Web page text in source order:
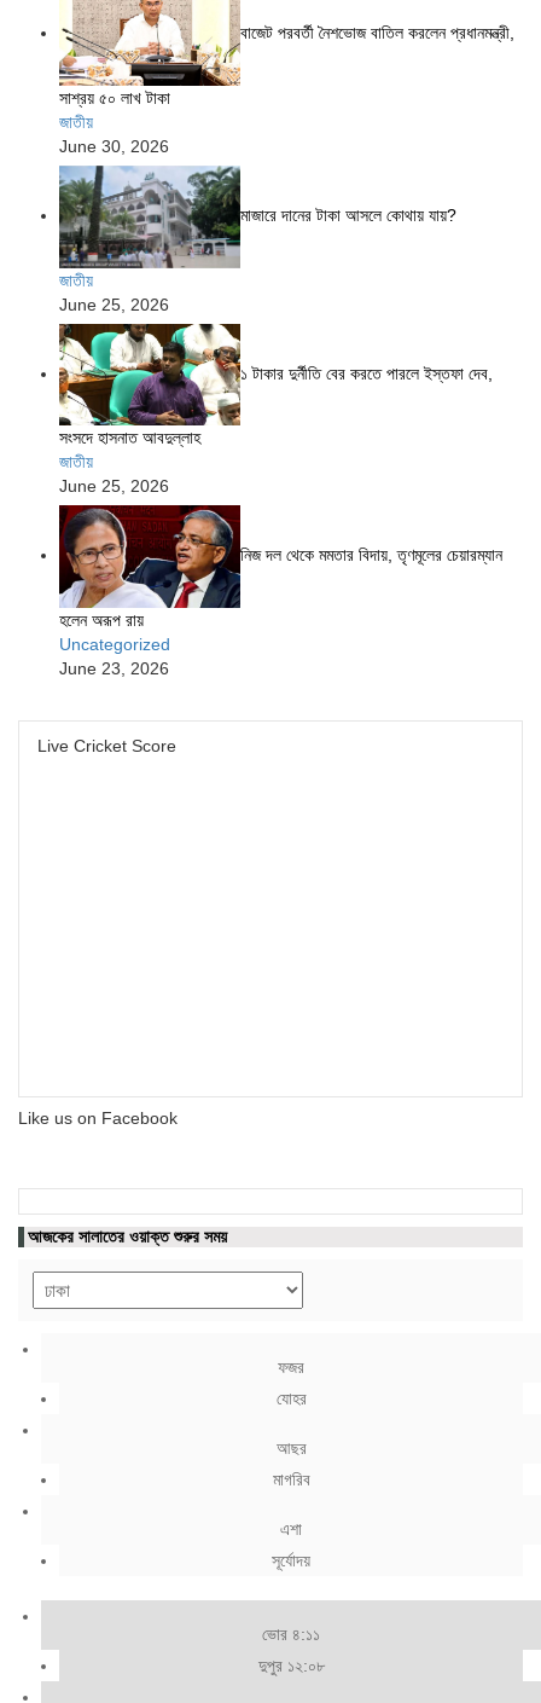
বাজেট পরবর্তী নৈশভোজ বাতিল করলেন প্রধানমন্ত্রী,
সাশ্রয় ৫০ লাখ টাকা
জাতীয়
June 30, 2026
মাজারে দানের টাকা আসলে কোথায় যায়?
জাতীয়
June 25, 2026
১ টাকার দুর্নীতি বের করতে পারলে ইস্তফা দেব,
সংসদে হাসনাত আবদুল্লাহ
জাতীয়
June 25, 2026
নিজ দল থেকে মমতার বিদায়, তৃণমূলের চেয়ারম্যান
হলেন অরূপ রায়
Uncategorized
June 23, 2026
Live Cricket Score
Like us on Facebook
আজকের সালাতের ওয়াক্ত শুরুর সময়
ফজর
যোহর
আছর
মাগরিব
এশা
সূর্যোদয়
ভোর ৪:১১
দুপুর ১২:০৮